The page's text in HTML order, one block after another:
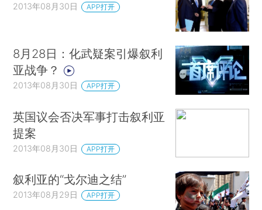
2013年08月30日 APP打开
8月28日：化武疑案引爆叙利
亚战争？
2013年08月30日 APP打开
英国议会否决军事打击叙利亚
提案
2013年08月30日 APP打开
叙利亚的“戈尔迪之结”
2013年08月29日 APP打开